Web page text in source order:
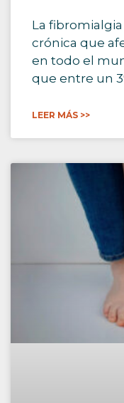
La
crónica que
en todo el
que entre un
LEER MÁS >>